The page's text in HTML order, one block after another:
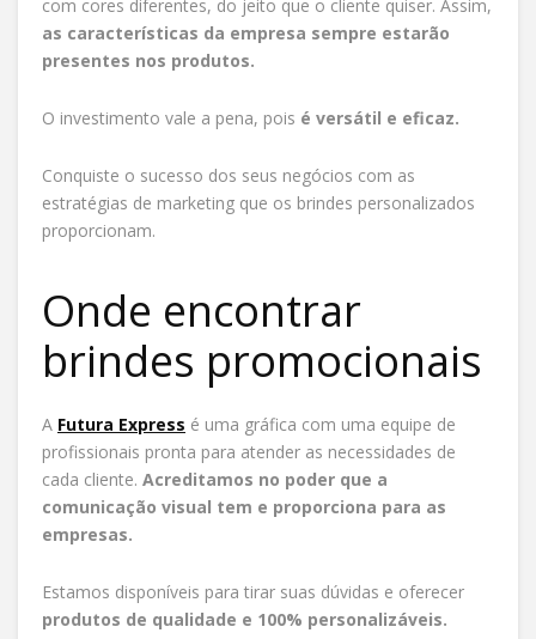
com cores diferentes, do jeito que o cliente quiser. Assim,
as características da empresa sempre estarão
presentes nos produtos.
O investimento vale a pena, pois é versátil e eficaz.
Conquiste o sucesso dos seus negócios com as
estratégias de marketing que os brindes personalizados
proporcionam.
Onde encontrar
brindes promocionais
A Futura Express é uma gráfica com uma equipe de
profissionais pronta para atender as necessidades de
cada cliente. Acreditamos no poder que a
comunicação visual tem e proporciona para as
empresas.
Estamos disponíveis para tirar suas dúvidas e oferecer
produtos de qualidade e 100% personalizáveis.